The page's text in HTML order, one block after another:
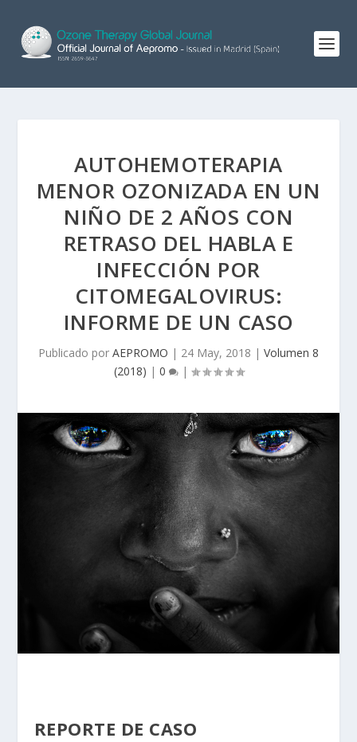
AUTOHEMOTERAPIA
MENOR OZONIZADA EN UN
NIÑO DE 2 AÑOS CON
RETRASO DEL HABLA E
INFECCIÓN POR
CITOMEGALOVIRUS:
INFORME DE UN CASO
Publicado por AEPROMO | 24 May, 2018 | Volumen 8
(2018) | 0 |
REPORTE DE CASO